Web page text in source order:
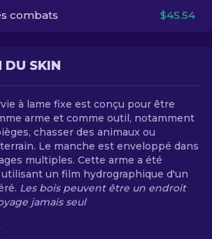
combats $45.54
DU SKIN
à lame fixe est conçu pour être
arme et comme outil, notamment
chasser des animaux ou
Le manche est enveloppé dans
multiples. Cette arme a été
un film hydrographique d'un
Les bois peuvent être un endroit
jamais seul